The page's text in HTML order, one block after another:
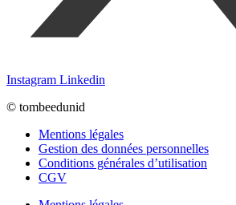
Instagram Linkedin
© tombeedunid
Mentions légales
Gestion des données personnelles
Conditions générales d’utilisation
CGV